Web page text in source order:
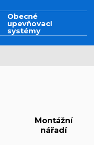
Obecné
upevňovací
systémy
Montážní
nářadí